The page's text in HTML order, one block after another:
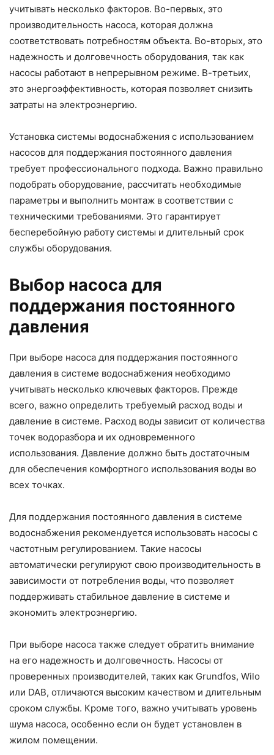
учитывать несколько факторов. Во-первых, это
производительность насоса, которая должна
соответствовать потребностям объекта. Во-вторых, это
надежность и долговечность оборудования, так как
насосы работают в непрерывном режиме. В-третьих,
это энергоэффективность, которая позволяет снизить
затраты на электроэнергию.
Установка системы водоснабжения с использованием
насосов для поддержания постоянного давления
требует профессионального подхода. Важно правильно
подобрать оборудование, рассчитать необходимые
параметры и выполнить монтаж в соответствии с
техническими требованиями. Это гарантирует
бесперебойную работу системы и длительный срок
службы оборудования.
Выбор насоса для
поддержания постоянного
давления
При выборе насоса для поддержания постоянного
давления в системе водоснабжения необходимо
учитывать несколько ключевых факторов. Прежде
всего, важно определить требуемый расход воды и
давление в системе. Расход воды зависит от количества
точек водоразбора и их одновременного
использования. Давление должно быть достаточным
для обеспечения комфортного использования воды во
всех точках.
Для поддержания постоянного давления в системе
водоснабжения рекомендуется использовать насосы с
частотным регулированием. Такие насосы
автоматически регулируют свою производительность в
зависимости от потребления воды, что позволяет
поддерживать стабильное давление в системе и
экономить электроэнергию.
При выборе насоса также следует обратить внимание
на его надежность и долговечность. Насосы от
проверенных производителей, таких как Grundfos, Wilo
или DAB, отличаются высоким качеством и длительным
сроком службы. Кроме того, важно учитывать уровень
шума насоса, особенно если он будет установлен в
жилом помещении.